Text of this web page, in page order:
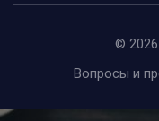
© 2026
Вопросы и